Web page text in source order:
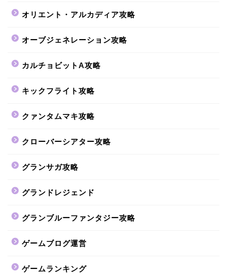
オリエント・アルカディア攻略
オーブジェネレーション攻略
カルチョビットA攻略
キックフライト攻略
クァンタムマキ攻略
クローバーシアター攻略
グランサガ攻略
グランドレジェンド
グランブルーファンタジー攻略
ゲームブログ運営
ゲームランキング